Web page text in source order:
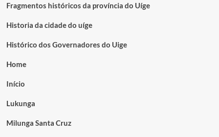
Fragmentos históricos da província do Uíge
Historia da cidade do uíge
Histórico dos Governadores do Uige
Home
Início
Lukunga
Milunga Santa Cruz